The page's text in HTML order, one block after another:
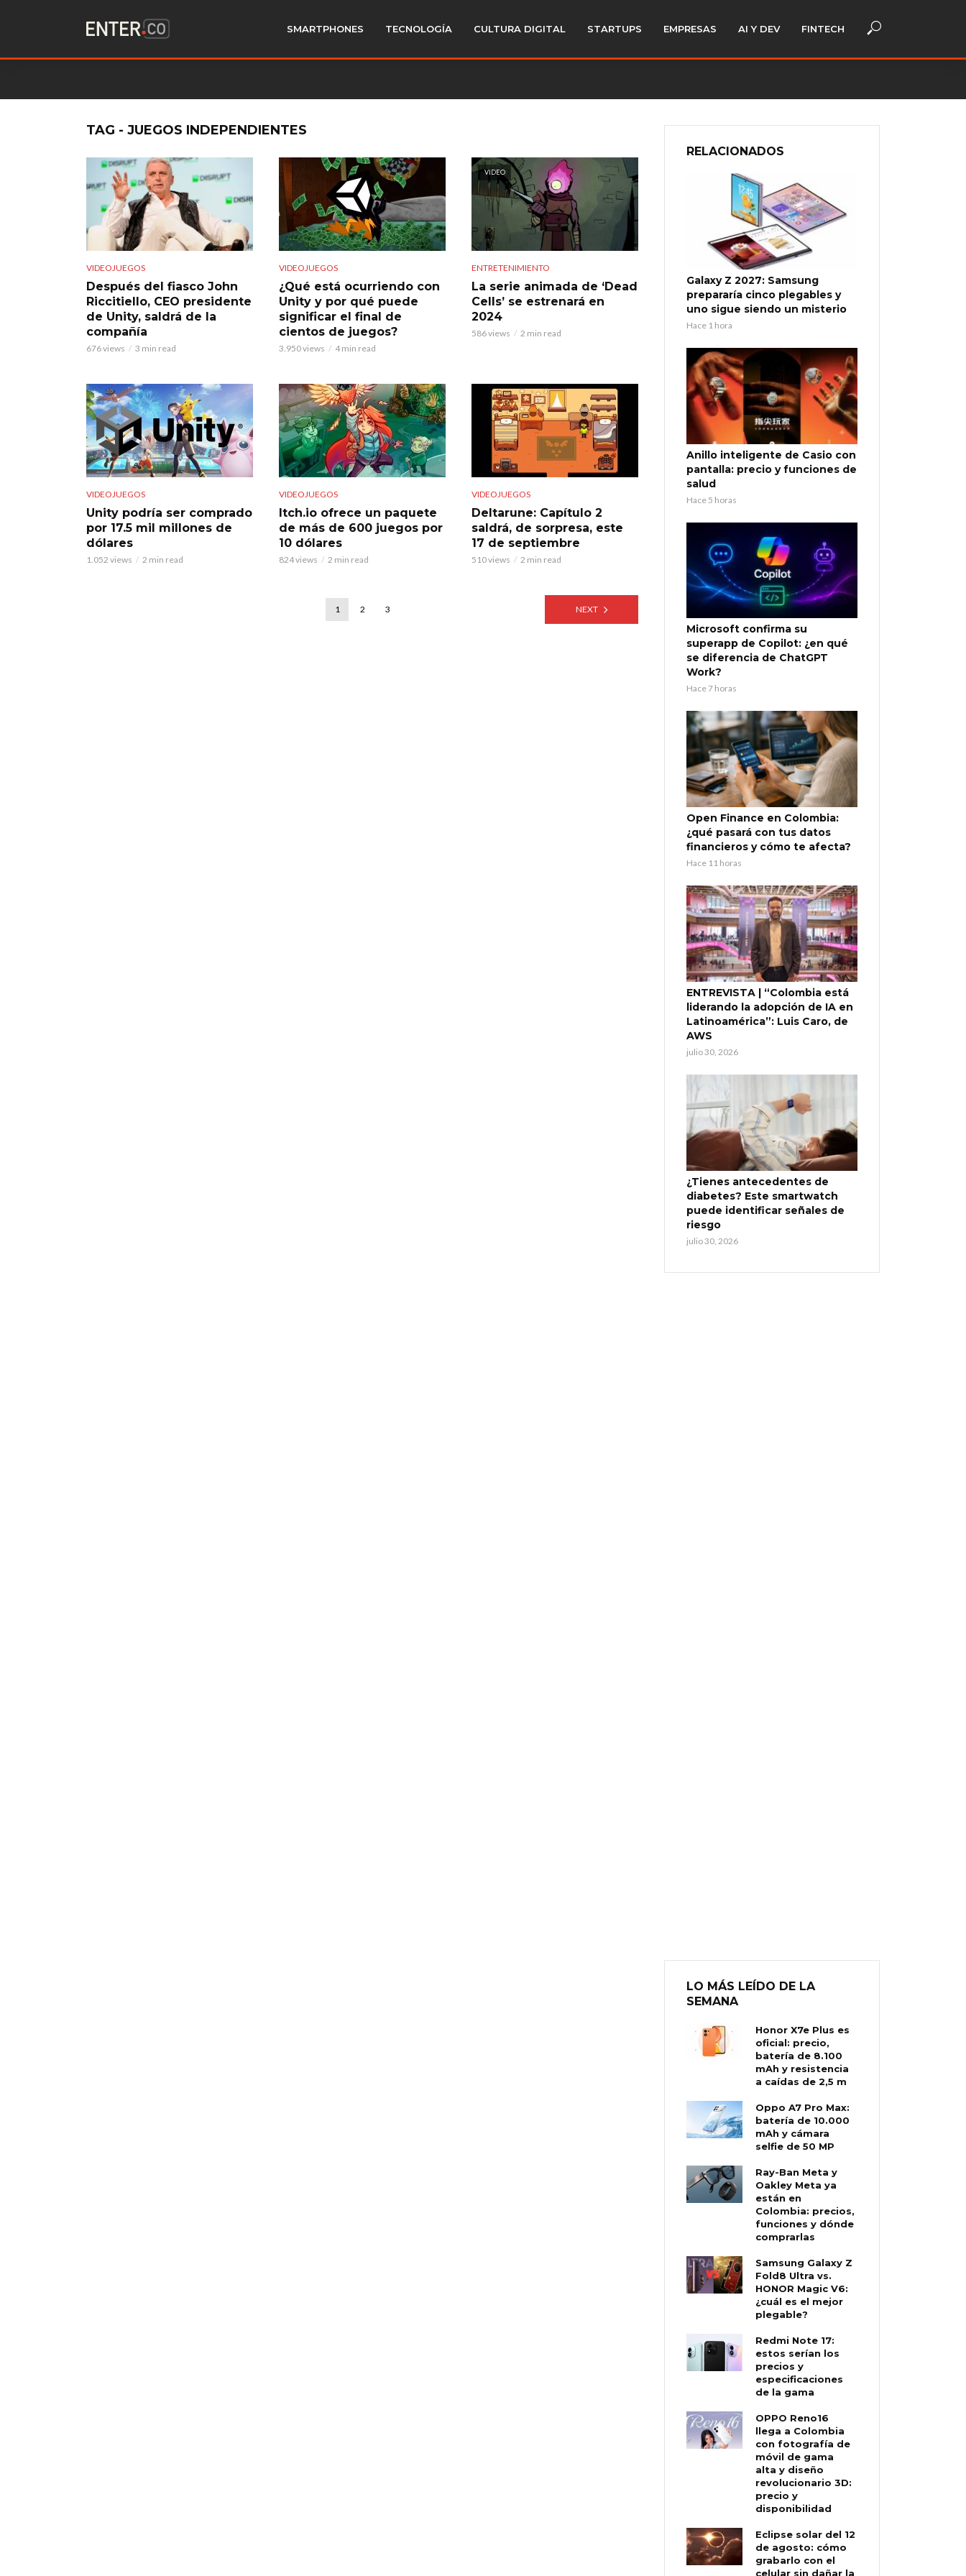
SMARTPHONES TECNOLOGÍA CULTURA DIGITAL STARTUPS EMPRESAS AI Y DEV FINTECH
TAG - JUEGOS INDEPENDIENTES
VIDEOJUEGOS
Después del fiasco John
Riccitiello, CEO presidente
de Unity, saldrá de la
compañía
676 views 3 min read
VIDEOJUEGOS
¿Qué está ocurriendo con
Unity y por qué puede
significar el final de
cientos de juegos?
3.950 views 4 min read
VIDEO
ENTRETENIMIENTO
La serie animada de ‘Dead
Cells’ se estrenará en
2024
586 views 2 min read
VIDEOJUEGOS
Unity podría ser comprado
por 17.5 mil millones de
dólares
1.052 views 2 min read
VIDEOJUEGOS
Itch.io ofrece un paquete
de más de 600 juegos por
10 dólares
824 views 2 min read
VIDEOJUEGOS
Deltarune: Capítulo 2
saldrá, de sorpresa, este
17 de septiembre
510 views 2 min read
1 2 3 NEXT
RELACIONADOS
Galaxy Z 2027: Samsung
prepararía cinco plegables y
uno sigue siendo un misterio
Hace 1 hora
Anillo inteligente de Casio con
pantalla: precio y funciones de
salud
Hace 5 horas
Microsoft confirma su
superapp de Copilot: ¿en qué
se diferencia de ChatGPT
Work?
Hace 7 horas
Open Finance en Colombia:
¿qué pasará con tus datos
financieros y cómo te afecta?
Hace 11 horas
ENTREVISTA | “Colombia está
liderando la adopción de IA en
Latinoamérica”: Luis Caro, de
AWS
julio 30, 2026
¿Tienes antecedentes de
diabetes? Este smartwatch
puede identificar señales de
riesgo
julio 30, 2026
LO MÁS LEÍDO DE LA
SEMANA
Honor X7e Plus es
oficial: precio,
batería de 8.100
mAh y resistencia
a caídas de 2,5 m
Oppo A7 Pro Max:
batería de 10.000
mAh y cámara
selfie de 50 MP
Ray-Ban Meta y
Oakley Meta ya
están en
Colombia: precios,
funciones y dónde
comprarlas
Samsung Galaxy Z
Fold8 Ultra vs.
HONOR Magic V6:
¿cuál es el mejor
plegable?
Redmi Note 17:
estos serían los
precios y
especificaciones
de la gama
OPPO Reno16
llega a Colombia
con fotografía de
móvil de gama
alta y diseño
revolucionario 3D:
precio y
disponibilidad
Eclipse solar del 12
de agosto: cómo
grabarlo con el
celular sin dañar la